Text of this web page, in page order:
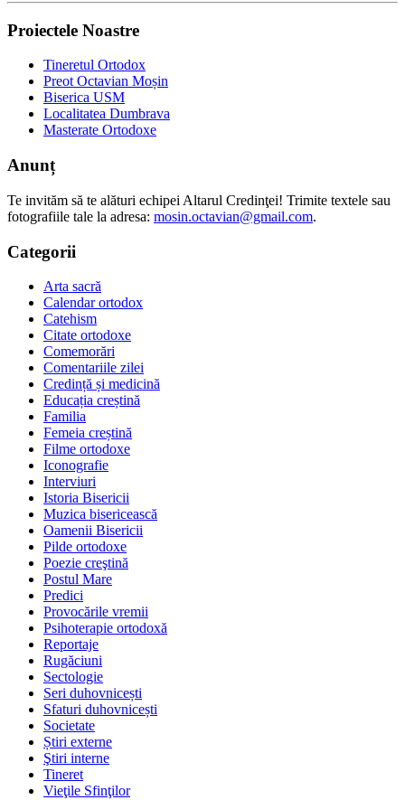
Proiectele Noastre
Tineretul Ortodox
Preot Octavian Moșin
Biserica USM
Localitatea Dumbrava
Masterate Ortodoxe
Anunț
Te invităm să te alături echipei Altarul Credinţei! Trimite textele sau
fotografiile tale la adresa: mosin.octavian@gmail.com.
Categorii
Arta sacră
Calendar ortodox
Catehism
Citate ortodoxe
Comemorări
Comentariile zilei
Credință și medicină
Educația creștină
Familia
Femeia creștină
Filme ortodoxe
Iconografie
Interviuri
Istoria Bisericii
Muzica bisericească
Oamenii Bisericii
Pilde ortodoxe
Poezie creştină
Postul Mare
Predici
Provocările vremii
Psihoterapie ortodoxă
Reportaje
Rugăciuni
Sectologie
Seri duhovnicești
Sfaturi duhovnicești
Societate
Știri externe
Ştiri interne
Tineret
Vieţile Sfinţilor